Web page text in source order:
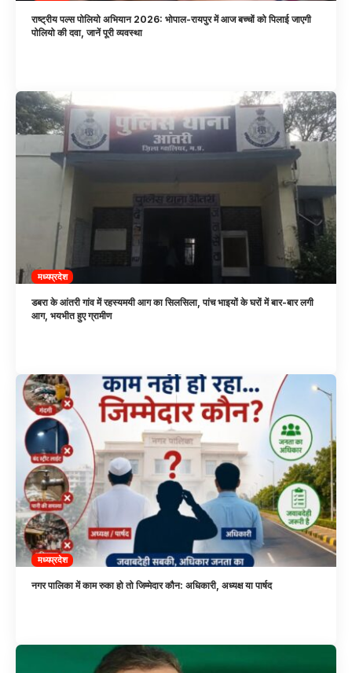
राष्ट्रीय पल्स पोलियो अभियान 2026: भोपाल-रायपुर में आज बच्चों को पिलाई जाएगी
पोलियो की दवा, जानें पूरी व्यवस्था
मध्यप्रदेश
डबरा के आंतरी गांव में रहस्यमयी आग का सिलसिला, पांच भाइयों के घरों में बार-बार लगी
आग, भयभीत हुए ग्रामीण
मध्यप्रदेश
नगर पालिका में काम रुका हो तो जिम्मेदार कौन: अधिकारी, अध्यक्ष या पार्षद